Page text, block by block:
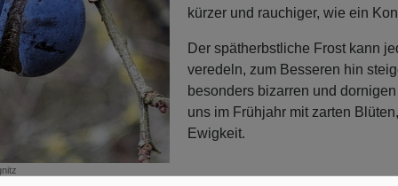
kürzer und rauchiger, wie ein
Der spätherbstliche Frost kann
veredeln, zum Besseren hin
besonders bizarren und
uns im Frühjahr mit zarten
Ewigkeit.